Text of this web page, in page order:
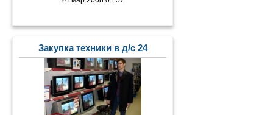
Закупка техники в д/с 24